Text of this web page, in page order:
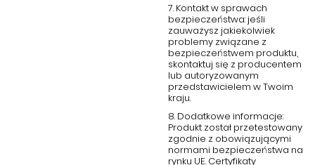
7. Kontakt w sprawach
bezpieczeństwa: jeśli
zauważysz jakiekolwiek
problemy związane z
bezpieczeństwem produktu,
skontaktuj się z producentem
lub autoryzowanym
przedstawicielem w Twoim
kraju.
8. Dodatkowe informacje:
Produkt został przetestowany
zgodnie z obowiązującymi
normami bezpieczeństwa na
rynku UE. Certyfikaty